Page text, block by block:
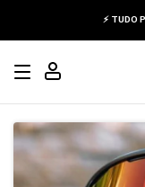
⚡ TUDO